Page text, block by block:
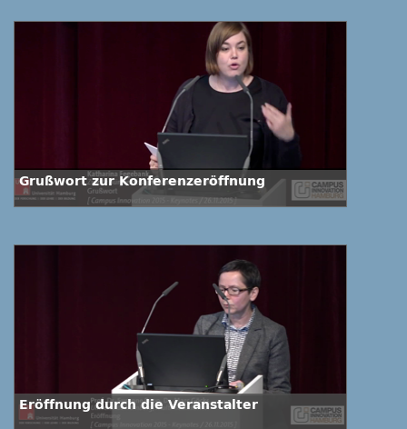
Grußwort zur Konferenzeröffnung
Eröffnung durch die Veranstalter